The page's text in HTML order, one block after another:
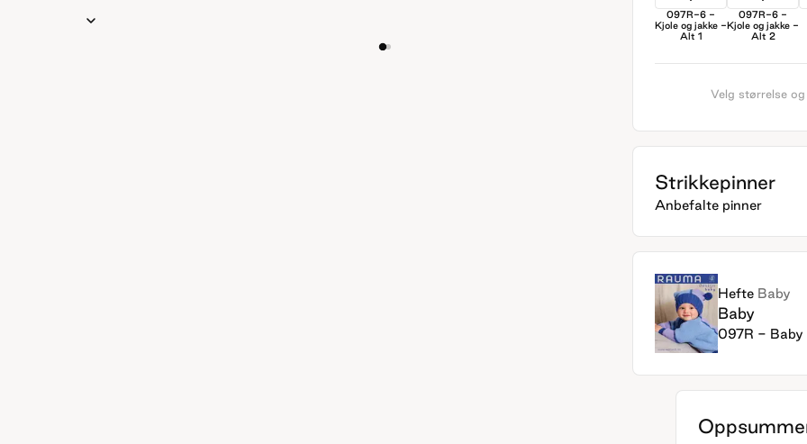
097R-6 -
Kjole og jakke -
Alt 1
097R-6 -
Kjole og jakke -
Alt 2
Velg størrelse
Strikkepinner
Anbefalte pinner
Hefte Baby
Baby
097R - Baby